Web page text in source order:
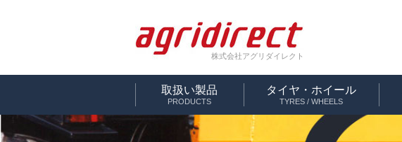
株式会社アグリダイレクト
取扱い製品
PRODUCTS
タイヤ・ホイール
TYRES / WHEELS